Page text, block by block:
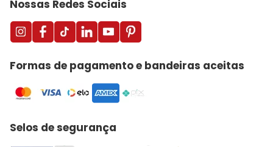
Nossas Redes Sociais
Formas de pagamento e bandeiras aceitas
Selos de segurança